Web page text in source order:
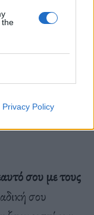
the
Privacy Policy
των
τρεις
σου χωρίς
σου με τους
σου